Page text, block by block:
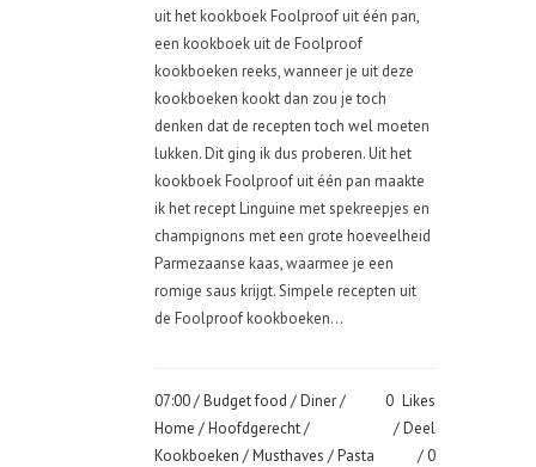
uit het kookboek Foolproof uit één pan,
een kookboek uit de Foolproof
kookboeken reeks, wanneer je uit deze
kookboeken kookt dan zou je toch
denken dat de recepten toch wel moeten
lukken. Dit ging ik dus proberen. Uit het
kookboek Foolproof uit één pan maakte
ik het recept Linguine met spekreepjes en
champignons met een grote hoeveelheid
Parmezaanse kaas, waarmee je een
romige saus krijgt. Simpele recepten uit
de Foolproof kookboeken...
07:00 /Budget food /Diner/
Home /Hoofdgerecht/
Kookboeken /Musthaves /Pasta
0 Likes
Deel
0